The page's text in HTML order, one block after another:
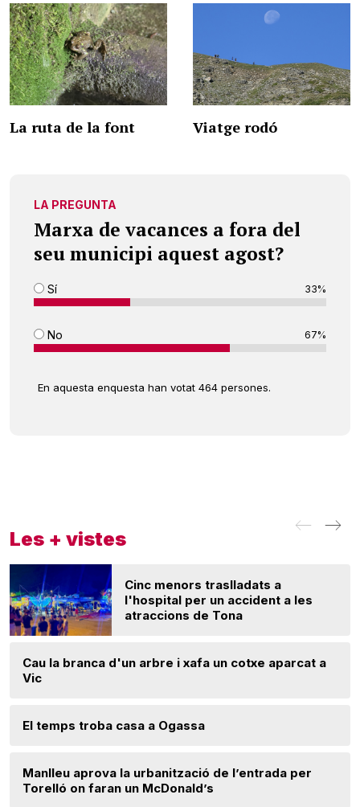
La ruta de la font Viatge rodó
LA PREGUNTA
Marxa de vacances a fora del
seu municipi aquest agost?
Sí 33%
No 67%
En aquesta enquesta han votat 464 persones.
Les + vistes
Cinc menors traslladats a
l'hospital per un accident a les
atraccions de Tona
Cau la branca d'un arbre i xafa un cotxe aparcat a
Vic
El temps troba casa a Ogassa
Manlleu aprova la urbanització de l’entrada per
Torelló on faran un McDonald’s